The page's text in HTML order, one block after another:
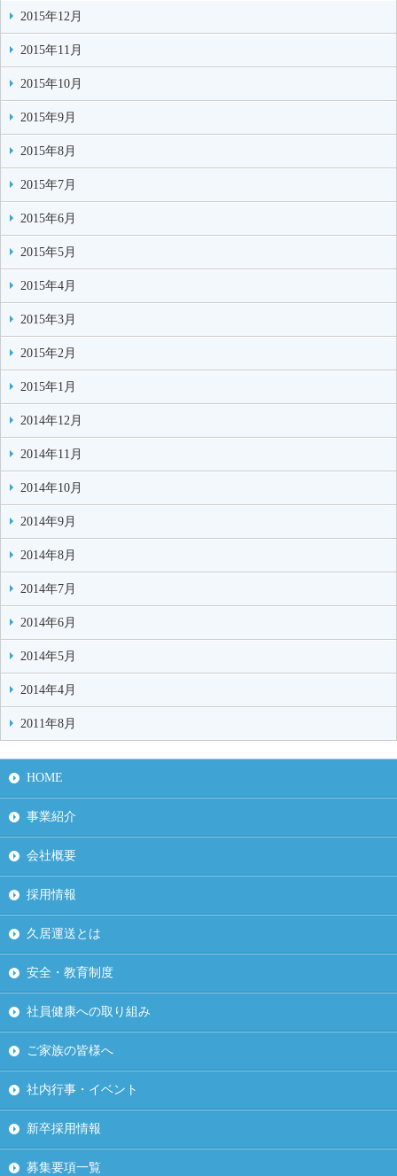
2015年12月
2015年11月
2015年10月
2015年9月
2015年8月
2015年7月
2015年6月
2015年5月
2015年4月
2015年3月
2015年2月
2015年1月
2014年12月
2014年11月
2014年10月
2014年9月
2014年8月
2014年7月
2014年6月
2014年5月
2014年4月
2011年8月
HOME
事業紹介
会社概要
採用情報
久居運送とは
安全・教育制度
社員健康への取り組み
ご家族の皆様へ
社内行事・イベント
新卒採用情報
募集要項一覧